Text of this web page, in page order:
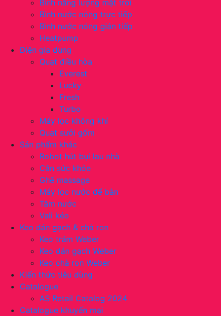
Bình năng lượng mặt trời
Bình nước nóng trực tiếp
Bình nước nóng gián tiếp
Heatpump
Điện gia dụng
Quạt điều hòa
Everest
Lucky
Fresh
Turbo
Máy lọc không khí
Quạt sưởi gốm
Sản phẩm khác
Robot hút bụi lau nhà
Cân sức khỏe
Ghế massage
Máy lọc nước để bàn
Tăm nước
Vali kéo
Keo dán gạch & chà ron
Keo trám Weber
Keo dán gạch Weber
Keo chà ron Weber
Kiến thức tiêu dùng
Catalogue
AS Retail Catalog 2024
Catalogue khuyến mại